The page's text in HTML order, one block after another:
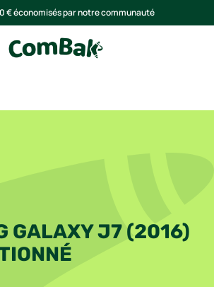
€ économisés par notre communauté
GALAXY J7 (2016)